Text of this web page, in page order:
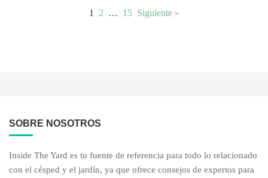
1 2 … 15 Siguiente »
SOBRE NOSOTROS
Inside The Yard es tu fuente de referencia para todo lo relacionado
con el césped y el jardín, ya que ofrece consejos de expertos para